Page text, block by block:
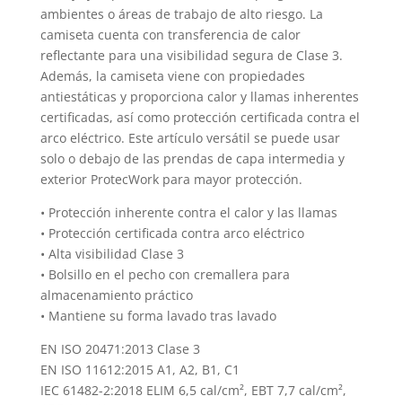
ambientes o áreas de trabajo de alto riesgo. La
camiseta cuenta con transferencia de calor
reflectante para una visibilidad segura de Clase 3.
Además, la camiseta viene con propiedades
antiestáticas y proporciona calor y llamas inherentes
certificadas, así como protección certificada contra el
arco eléctrico. Este artículo versátil se puede usar
solo o debajo de las prendas de capa intermedia y
exterior ProtecWork para mayor protección.
• Protección inherente contra el calor y las llamas
• Protección certificada contra arco eléctrico
• Alta visibilidad Clase 3
• Bolsillo en el pecho con cremallera para
almacenamiento práctico
• Mantiene su forma lavado tras lavado
EN ISO 20471:2013 Clase 3
EN ISO 11612:2015 A1, A2, B1, C1
IEC 61482-2:2018 ELIM 6,5 cal/cm², EBT 7,7 cal/cm²,